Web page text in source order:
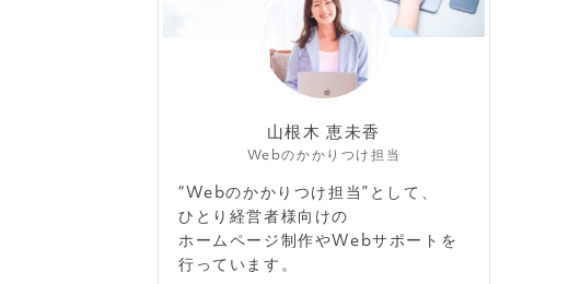
山根木 恵未香
Webのかかりつけ担当
“Webのかかりつけ担当”として、
ひとり経営者様向けの
ホームページ制作やWebサポートを
行っています。